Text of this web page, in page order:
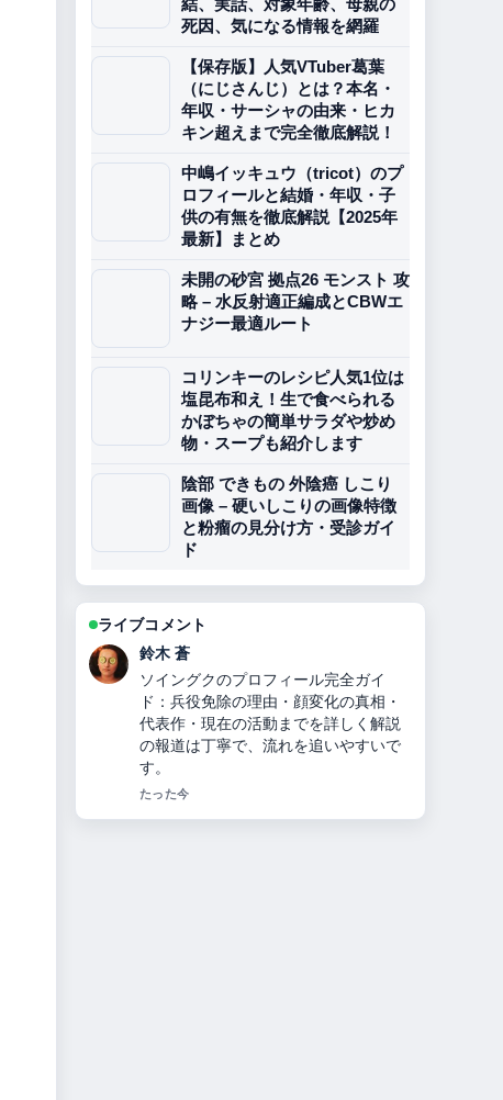
結、実話、対象年齢、母親の
死因、気になる情報を網羅
【保存版】人気VTuber葛葉
（にじさんじ）とは？本名・
年収・サーシャの由来・ヒカ
キン超えまで完全徹底解説！
中嶋イッキュウ（tricot）のプ
ロフィールと結婚・年収・子
供の有無を徹底解説【2025年
最新】まとめ
未開の砂宮 拠点26 モンスト 攻
略 – 水反射適正編成とCBWエ
ナジー最適ルート
コリンキーのレシピ人気1位は
塩昆布和え！生で食べられる
かぼちゃの簡単サラダや炒め
物・スープも紹介します
陰部 できもの 外陰癌 しこり
画像 – 硬いしこりの画像特徴
と粉瘤の見分け方・受診ガイ
ド
ライブコメント
渡辺 結衣
【2026年衆院選出馬】鎌田さゆりのす
べて：経歴・家族・公民権停止の真
相・選挙結果・現在の活動まで完全解
説 周辺の検証がしっかりしていて安心
感があります。
3 分前